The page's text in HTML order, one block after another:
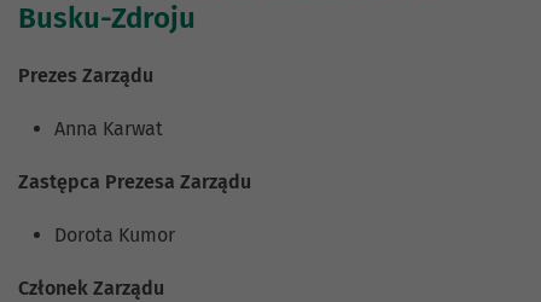
Busku-Zdroju
Prezes Zarządu
Anna Karwat
Zastępca Prezesa Zarządu
Dorota Kumor
Członek Zarządu